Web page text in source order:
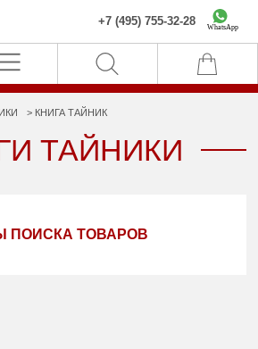
+7 (495) 755-32-28 WhatsApp
КНИГА ТАЙНИК
ТАЙНИКИ
ПОИСКА ТОВАРОВ